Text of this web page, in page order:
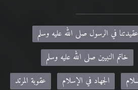
عقيدتنا في الرسول صلى الله عليه وسلم
خاتم النبيين صلى الله عليه وسلم
الجهاد في الإسلام
عقوبة المرتد